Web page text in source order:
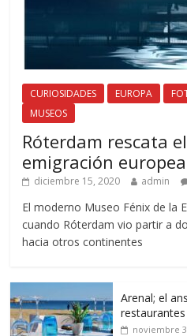
CURIOSIDADES EUROPA
MUSEOS
Róterdam rescata
emigración
diciembre 15, 2020 admin
El moderno Museo Fénix de la
cuando Róterdam vio partir a
hacia otros continentes
Arenal; el
noviembre